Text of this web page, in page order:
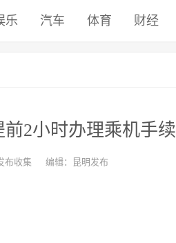
乐 汽车 体育 财经
2小时办理乘机手续
布收集 编辑：昆明发布